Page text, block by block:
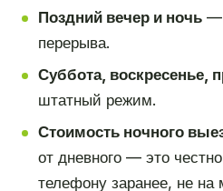
Поздний вечер и ночь—
перерыва.
Суббота, воскресенье,
штатный режим.
Стоимость ночного
от дневного — это
телефону заранее, не на